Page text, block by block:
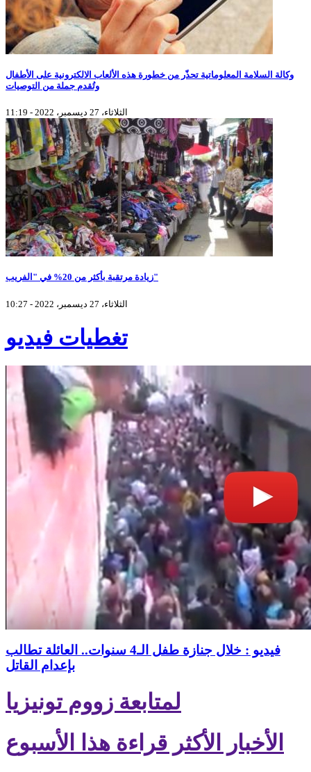
وكالة السلامة المعلوماتية تحذّر من خطورة هذه الألعاب الالكترونية على الأطفال
وتُقدم جملة من التوصيات
الثلاثاء، 27 ديسمبر، 2022 - 11:19
زيادة مرتقبة بأكثر من 20% في "الفريب"
الثلاثاء، 27 ديسمبر، 2022 - 10:27
تغطيات فيديو
فيديو : خلال جنازة طفل الـ4 سنوات.. العائلة تطالب
بإعدام القاتل
لمتابعة زووم تونيزيا
الأخبار الأكثر قراءة هذا الأسبوع